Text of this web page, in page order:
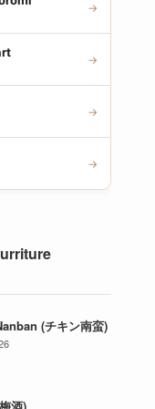
→
→
→
→
(チキン南蛮)